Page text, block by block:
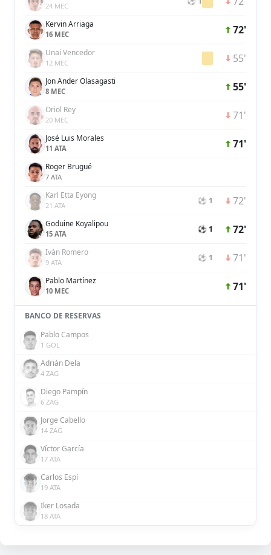
24 MEC
Kervin Arriaga
16 MEC 72'
Unai Vencedor
12 MEC 55'
Jon Ander Olasagasti
8 MEC 55'
Oriol Rey
20 MEC 71'
José Luis Morales
11 ATA 71'
Roger Brugué
7 ATA
Karl Etta Eyong
21 ATA ⚽ 1 72'
Goduine Koyalipou
15 ATA ⚽ 1 72'
Iván Romero
9 ATA ⚽ 1 71'
Pablo Martínez
10 MEC 71'
BANCO DE RESERVAS
Pablo Campos
1 GOL
Adrián Dela
4 ZAG
Diego Pampín
6 ZAG
Jorge Cabello
14 ZAG
Víctor García
17 ATA
Carlos Espí
19 ATA
Iker Losada
18 ATA